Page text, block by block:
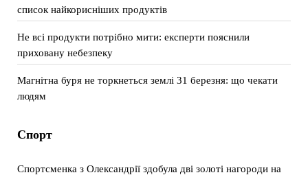
список найкорисніших продуктів
Не всі продукти потрібно мити: експерти пояснили
приховану небезпеку
Магнітна буря не торкнеться землі 31 березня: що чекати
людям
Спорт
Спортсменка з Олександрії здобула дві золоті нагороди на